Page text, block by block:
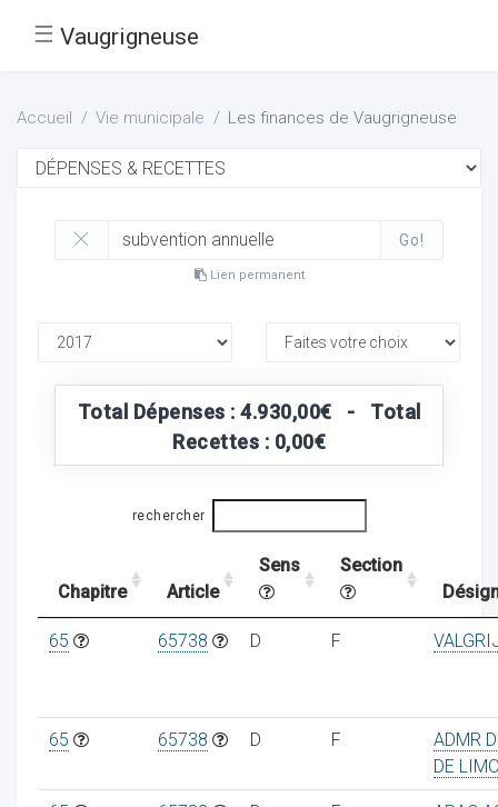
☰ Vaugrigneuse
Accueil Vie municipale Les finances de Vaugrigneuse
Go!
Lien permanent
Total Dépenses : 4.930,00€ - Total
Recettes : 0,00€
rechercher
Chapitre Article
Sens
Section
65 65738 D F
65 65738 D F
ADMR
DE